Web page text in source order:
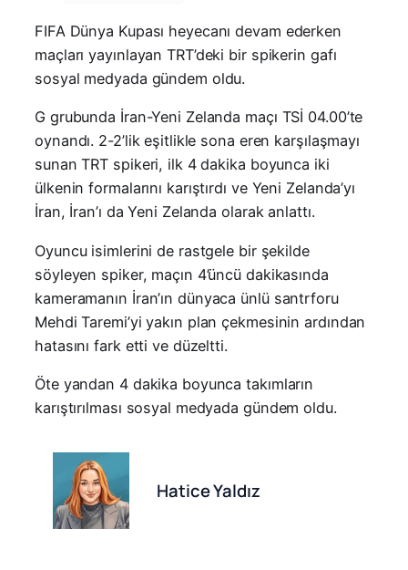
FIFA Dünya Kupası heyecanı devam ederken
maçları yayınlayan TRT’deki bir spikerin gafı
sosyal medyada gündem oldu.
G grubunda İran-Yeni Zelanda maçı TSİ 04.00’te
oynandı. 2-2’lik eşitlikle sona eren karşılaşmayı
sunan TRT spikeri, ilk 4 dakika boyunca iki
ülkenin formalarını karıştırdı ve Yeni Zelanda’yı
İran, İran’ı da Yeni Zelanda olarak anlattı.
Oyuncu isimlerini de rastgele bir şekilde
söyleyen spiker, maçın 4’üncü dakikasında
kameramanın İran’ın dünyaca ünlü santrforu
Mehdi Taremi’yi yakın plan çekmesinin ardından
hatasını fark etti ve düzeltti.
Öte yandan 4 dakika boyunca takımların
karıştırılması sosyal medyada gündem oldu.
Hatice Yaldız